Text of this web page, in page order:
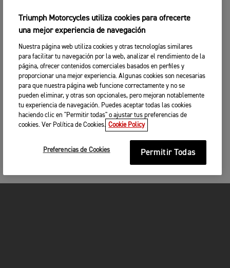
Triumph Motorcycles utiliza cookies para ofrecerte
una mejor experiencia de navegación
Nuestra página web utiliza cookies y otras tecnologías similares
para facilitar tu navegación por la web, analizar el rendimiento de la
página, ofrecer contenidos comerciales basados en perfiles y
proporcionar una mejor experiencia. Algunas cookies son necesarias
para que nuestra página web funcione correctamente y no se
pueden eliminar, y otras son opcionales, pero mejoran notablemente
tu experiencia de navegación. Puedes aceptar todas las cookies
haciendo clic en "Permitir todas" o ajustar tus preferencias de
cookies. Ver Política de Cookies. Cookie Policy
Preferencias de Cookies Permitir Todas